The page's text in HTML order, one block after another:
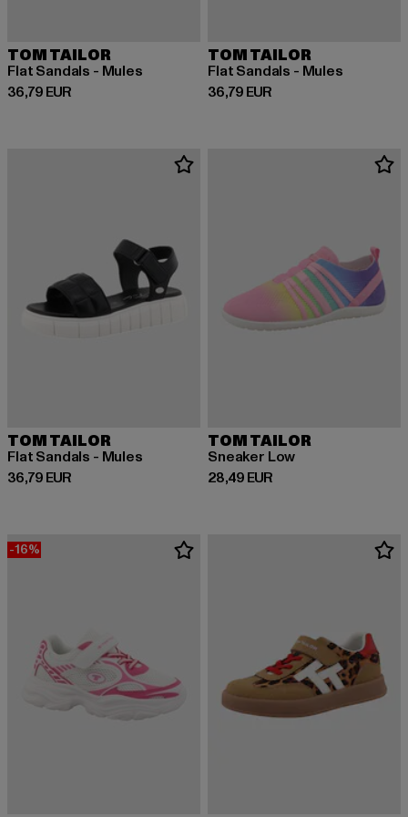
TOM TAILOR
Flat Sandals - Mules
36,79 EUR
Derzeitiger Preis: 36,79 EUR
TOM TAILOR
Flat Sandals - Mules
36,79 EUR
Derzeitiger Preis: 36,79 EUR
TOM TAILOR
Flat Sandals - Mules
36,79 EUR
Derzeitiger Preis: 36,79 EUR
TOM TAILOR
Sneaker Low
28,49 EUR
Derzeitiger Preis: 28,49 EUR
-16%